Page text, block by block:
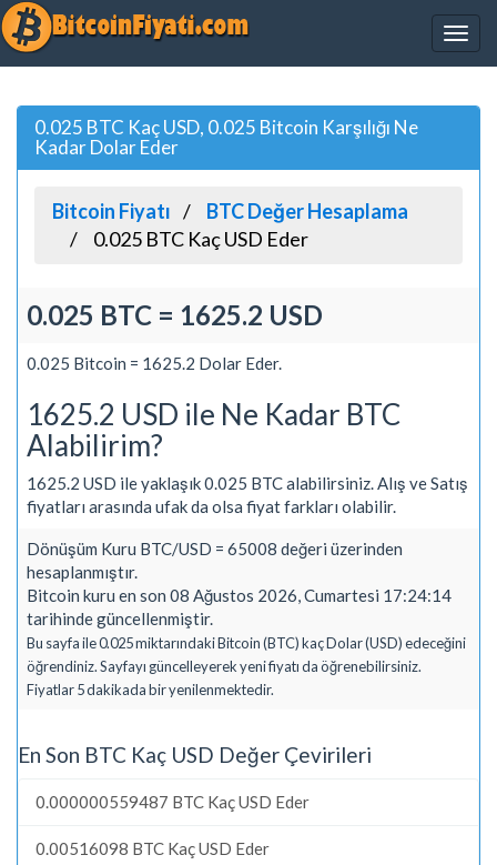
0.025 BTC Kaç USD, 0.025 Bitcoin Karşılığı Ne
Kadar Dolar Eder
Bitcoin Fiyatı
BTC Değer Hesaplama
0.025 BTC Kaç USD Eder
0.025 BTC = 1625.2 USD
0.025 Bitcoin = 1625.2 Dolar Eder.
1625.2 USD ile Ne Kadar BTC
Alabilirim?
1625.2 USD ile yaklaşık 0.025 BTC alabilirsiniz. Alış ve Satış
fiyatları arasında ufak da olsa fiyat farkları olabilir.
Dönüşüm Kuru BTC/USD = 65008 değeri üzerinden
hesaplanmıştır.
Bitcoin kuru en son 08 Ağustos 2026, Cumartesi 17:24:14
tarihinde güncellenmiştir.
Bu sayfa ile 0.025 miktarındaki Bitcoin (BTC) kaç Dolar (USD) edeceğini
öğrendiniz. Sayfayı güncelleyerek yeni fiyatı da öğrenebilirsiniz.
Fiyatlar 5 dakikada bir yenilenmektedir.
En Son BTC Kaç USD Değer Çevirileri
0.000000559487 BTC Kaç USD Eder
0.00516098 BTC Kaç USD Eder